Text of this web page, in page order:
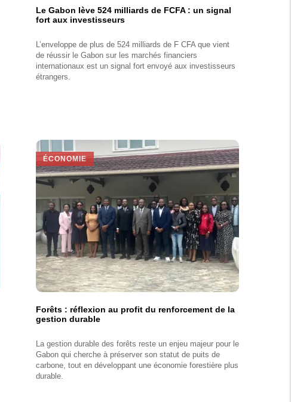
Le Gabon lève 524 milliards de FCFA : un signal
fort aux investisseurs
L’enveloppe de plus de 524 milliards de F CFA que vient
de réussir le Gabon sur les marchés financiers
internationaux est un signal fort envoyé aux investisseurs
étrangers.
ÉCONOMIE
Forêts : réflexion au profit du renforcement de la
gestion durable
La gestion durable des forêts reste un enjeu majeur pour le
Gabon qui cherche à préserver son statut de puits de
carbone, tout en développant une économie forestière plus
durable.